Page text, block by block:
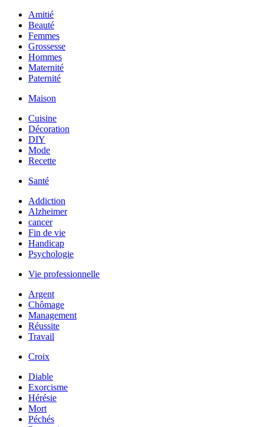
Amitié
Beauté
Femmes
Grossesse
Hommes
Maternité
Paternité
Maison
Cuisine
Décoration
DIY
Mode
Recette
Santé
Addiction
Alzheimer
cancer
Fin de vie
Handicap
Psychologie
Vie professionnelle
Argent
Chômage
Management
Réussite
Travail
Croix
Diable
Exorcisme
Hérésie
Mort
Péchés